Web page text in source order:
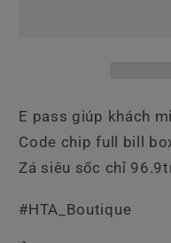
E pass giúp khách
Code chip full bill
Zá siêu sốc chỉ
#HTA_Boutique